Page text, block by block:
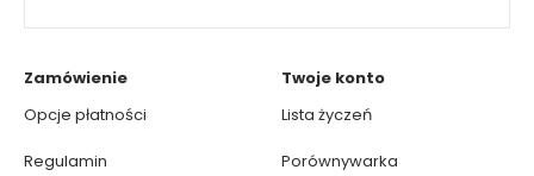
Zamówienie
Opcje płatności
Regulamin
Twoje konto
Lista życzeń
Porównywarka